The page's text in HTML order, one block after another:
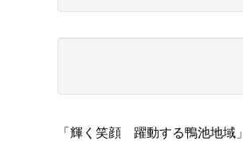
「輝く笑顔 躍動する鴨池地域」